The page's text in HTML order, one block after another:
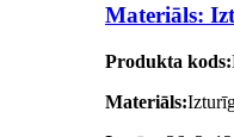
Materiāls:
Produkta kods:
Materiāls: